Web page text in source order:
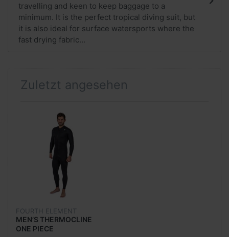
travelling and keen to keep baggage to a
minimum. It is the perfect tropical diving suit, but
it is also ideal for surface watersports where the
fast drying fabric...
Zuletzt angesehen
FOURTH ELEMENT
MEN’S THERMOCLINE
ONE PIECE